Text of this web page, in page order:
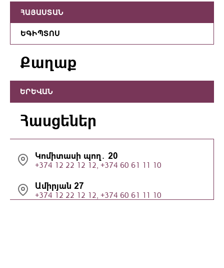
ՀԱՅԱՍՏԱՆ
ԵԳԻՊՏՈՍ
Քաղաք
ԵՐԵՎԱՆ
Հասցեներ
Կոմիտասի պող․ 20
+374 12 22 12 12, +374 60 61 11 10
Ամիրյան 27
+374 12 22 12 12, +374 60 61 11 10